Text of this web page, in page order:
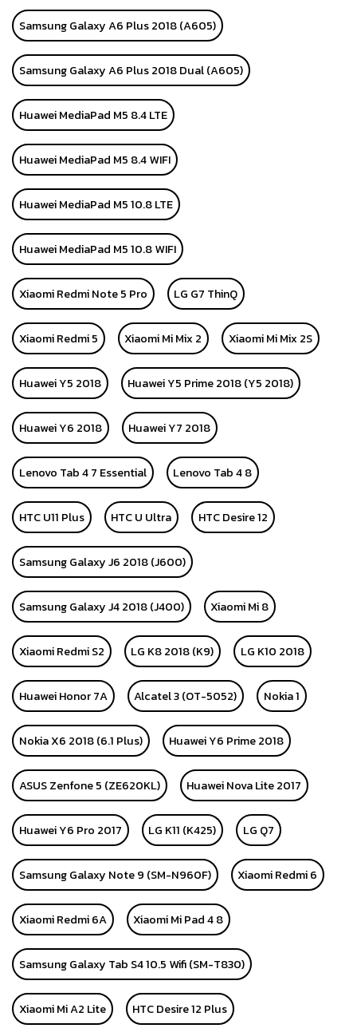
Samsung Galaxy A6 Plus 2018 (A605)
Samsung Galaxy A6 Plus 2018 Dual (A605)
Huawei MediaPad M5 8.4 LTE
Huawei MediaPad M5 8.4 WIFI
Huawei MediaPad M5 10.8 LTE
Huawei MediaPad M5 10.8 WIFI
Xiaomi Redmi Note 5 Pro LG G7 ThinQ
Xiaomi Redmi 5 Xiaomi Mi Mix 2 Xiaomi Mi Mix 2S
Huawei Y5 2018 Huawei Y5 Prime 2018 (Y5 2018)
Huawei Y6 2018 Huawei Y7 2018
Lenovo Tab 4 7 Essential Lenovo Tab 4 8
HTC U11 Plus HTC U Ultra HTC Desire 12
Samsung Galaxy J6 2018 (J600)
Samsung Galaxy J4 2018 (J400) Xiaomi Mi 8
Xiaomi Redmi S2 LG K8 2018 (K9) LG K10 2018
Huawei Honor 7A Alcatel 3 (OT-5052) Nokia 1
Nokia X6 2018 (6.1 Plus) Huawei Y6 Prime 2018
ASUS Zenfone 5 (ZE620KL) Huawei Nova Lite 2017
Huawei Y6 Pro 2017 LG K11 (K425) LG Q7
Samsung Galaxy Note 9 (SM-N960F) Xiaomi Redmi 6
Xiaomi Redmi 6A Xiaomi Mi Pad 4 8
Samsung Galaxy Tab S4 10.5 Wifi (SM-T830)
Xiaomi Mi A2 Lite HTC Desire 12 Plus